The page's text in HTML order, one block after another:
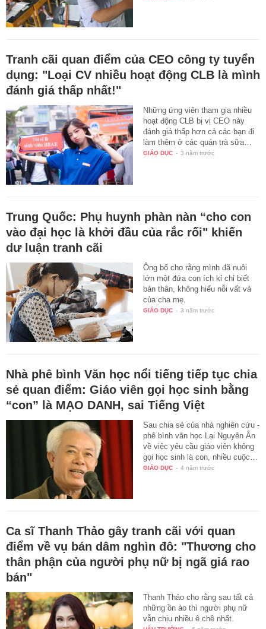
Tranh cãi quan điểm của CEO công ty tuyển
dụng: "Loại CV nhiều hoạt động CLB là mình
đánh giá thấp nhất!"
Những ứng viên tham gia nhiều
hoạt động CLB bị vị CEO này
đánh giá thấp hơn cả các bạn đi
làm thêm ở các quán trà sữa…
GIÁO DỤC - 3 năm trước
Trung Quốc: Phụ huynh phàn nàn “cho con
vào đại học là khởi đầu của rắc rối" khiến
dư luận tranh cãi
Ông bố cho rằng mình đã nuôi
lớn một đứa con ích kỉ chỉ biết
bản thân, không hiểu nỗi vất vả
của cha mẹ.
GIÁO DỤC - 3 năm trước
Nhà phê bình Văn học nổi tiếng tiếp tục chia
sẻ quan điểm: Giáo viên gọi học sinh bằng
“con” là MẠO DANH, sai Tiếng Việt
Sau chia sẻ của nhà nghiên cứu -
phê bình văn học Lại Nguyên Ân
về việc yêu cầu giáo viên không
gọi học sinh là con, nhiều cuộc…
GIÁO DỤC - 4 năm trước
Ca sĩ Thanh Thảo gây tranh cãi với quan
điểm về vụ bán dâm nghìn đô: "Thương cho
thân phận của người phụ nữ bị ngã giá rao
bán"
Thanh Thảo cho rằng sau tất cả
những ồn ào thì người phụ nữ
vẫn chịu nhiều ê chề nhất.